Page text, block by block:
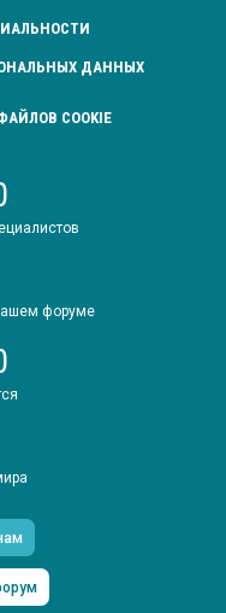
ДАННЫХ
COOKIE
форуме